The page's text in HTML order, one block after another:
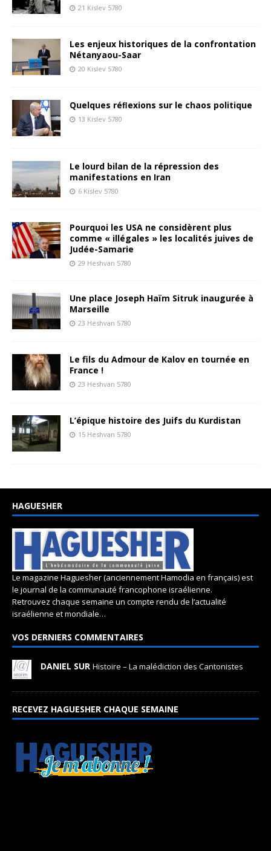
21 Kislev 5780
Les enjeux historiques de la confrontation
Nétanyaou-Saar
20 Kislev 5780
Quelques réﬂexions sur le chaos politique
13 Kislev 5780
Le lourd bilan de la répression des
manifestations en Iran
6 Kislev 5780
Pourquoi les USA ne considèrent plus
comme « illégales » les localités juives de
Judée-Samarie
29 Heshvan 5780
Une place Joseph Haïm Sitruk inaugurée à
Marseille
23 Heshvan 5780
Le fils du Admour de Kalov en tournée en
France !
23 Heshvan 5780
L’épique histoire des Juifs du Kurdistan
15 Heshvan 5780
HAGUESHER
Le magazine Haguesher (anciennement Hamodia en français) est
le journal de la communauté francophone israélienne.
Retrouvez chaque semaine un compte rendu de l’actualité
israélienne et mondiale…
VOS DERNIERS COMMENTAIRES
DANIEL SUR Histoire – La malédiction des Cantonistes
RECEVEZ HAGUESHER CHAQUE SEMAINE